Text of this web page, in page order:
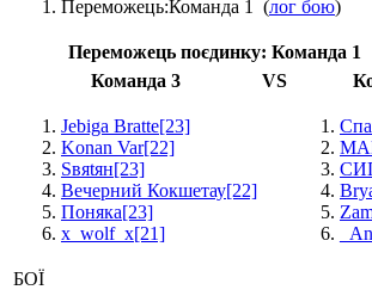
Переможець:Команда 1 (лог бою)
Переможець поєдинку: Команда 1
Команда 3
VS
Jebiga Bratte[23]
Konan Var[22]
Sвяtян[23]
Вечерний Кокшетау[22]
Поняка[23]
x_wolf_x[21]
БОЇ